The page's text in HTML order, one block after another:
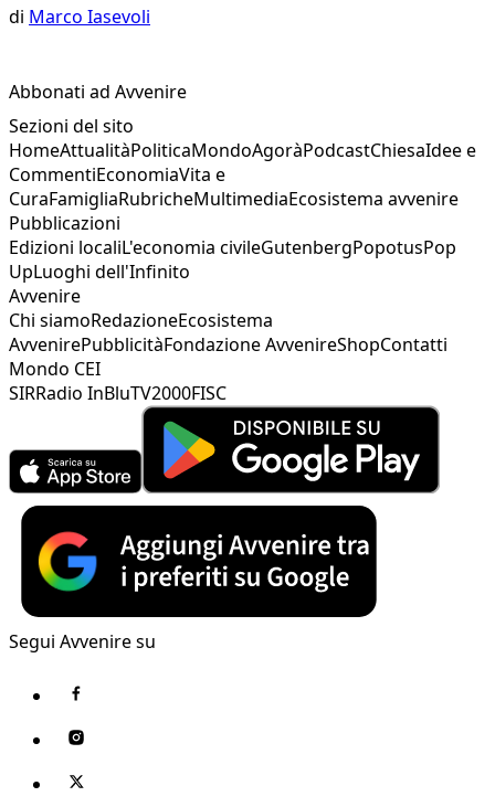
di Marco Iasevoli
Abbonati ad Avvenire
Sezioni del sito
HomeAttualitàPoliticaMondoAgoràPodcastChiesaIdee e
CommentiEconomiaVita e
CuraFamigliaRubricheMultimediaEcosistema avvenire
Pubblicazioni
Edizioni localiL'economia civileGutenbergPopotusPop
UpLuoghi dell'Infinito
Avvenire
Chi siamoRedazioneEcosistema
AvvenirePubblicitàFondazione AvvenireShopContatti
Mondo CEI
SIRRadio InBluTV2000FISC
Segui Avvenire su